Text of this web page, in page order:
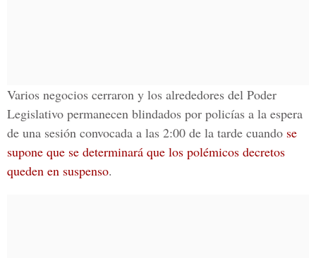
Varios negocios cerraron y los alrededores del Poder
Legislativo permanecen blindados por policías a la espera
de una sesión convocada a las 2:00 de la tarde cuando se
supone que se determinará que los polémicos decretos
queden en suspenso.